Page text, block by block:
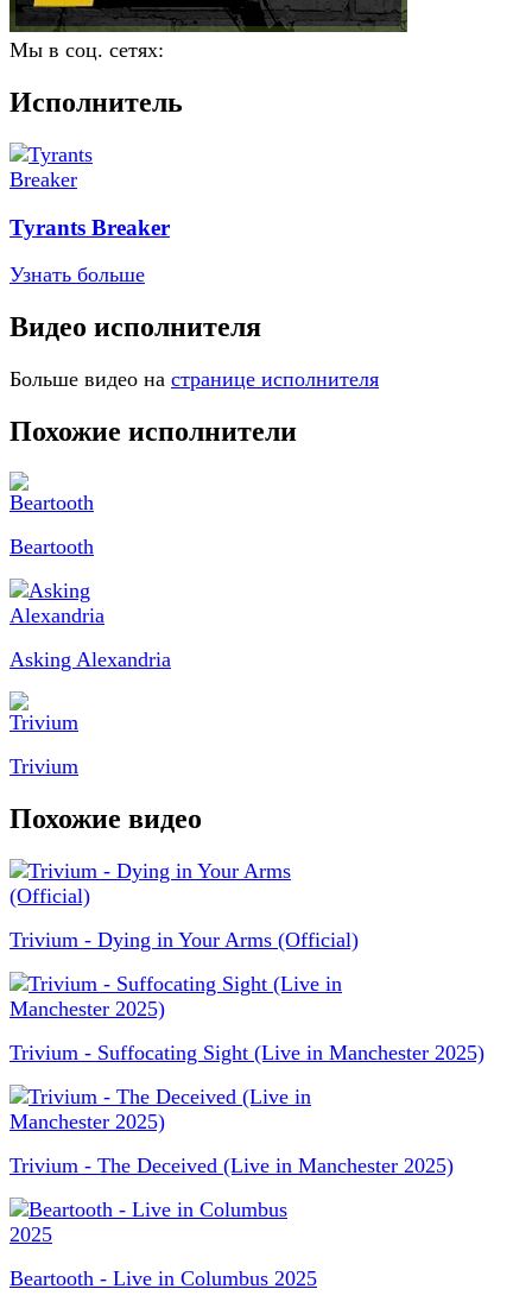
Мы в соц. сетях:
Исполнитель
Tyrants Breaker
Узнать больше
Видео исполнителя
Больше видео на странице исполнителя
Похожие исполнители
Beartooth
Asking Alexandria
Trivium
Похожие видео
Trivium - Dying in Your Arms (Official)
Trivium - Suffocating Sight (Live in Manchester 2025)
Trivium - The Deceived (Live in Manchester 2025)
Beartooth - Live in Columbus 2025